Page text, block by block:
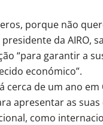
porque não
da AIRO,
“para garantir a
económico”.
de um ano em
apresentar as suas
como